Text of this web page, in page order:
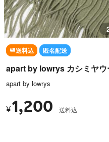
送料込 匿名配送
apart by lowrys カシミヤ
apart by lowrys
¥1,200 送料込